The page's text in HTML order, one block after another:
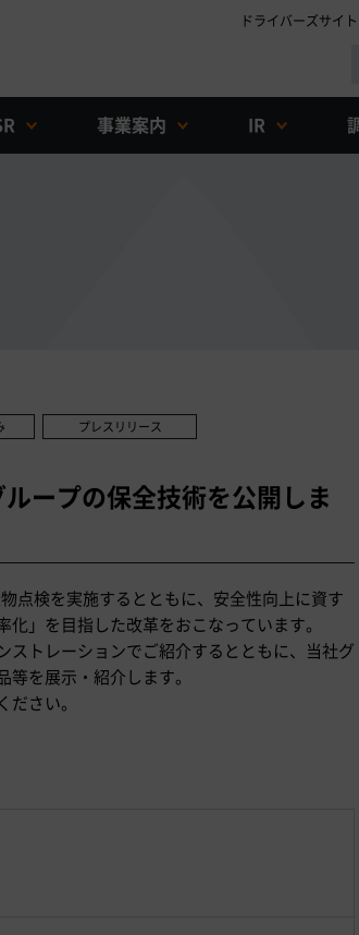
ドライバーズサイト
事業案内 IR
プレスリリース
ープの保全技術を公開しま
点検を実施するとともに、安全性向上に資す
」を目指した改革をおこなっています。
トレーションでご紹介するとともに、当社グ
を展示・紹介します。
さい。